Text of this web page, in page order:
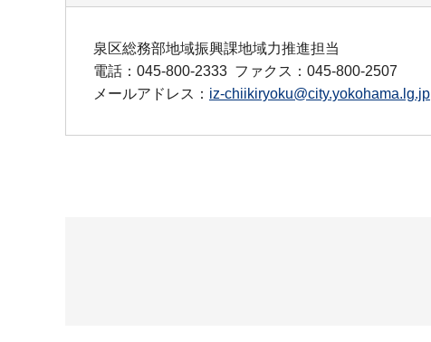
泉区総務部地域振興課地域力推進担当
電話：045-800-2333 ファクス：045-800-2507
メールアドレス： iz-chiikiryoku@city.yokohama.lg.jp